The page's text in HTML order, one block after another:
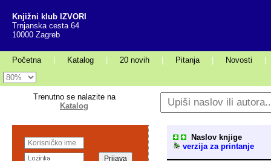
Knjižni klub IZVORI
Trnjanska cesta 64
10000 Zagreb
Početna Katalog 20 novih Pitanja Novosti
Trenutno se nalazite na
Katalog
Naslov knjige
verzija za printanje